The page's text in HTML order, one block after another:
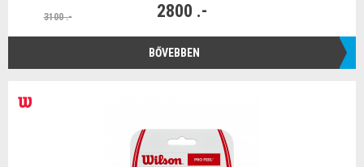
3100 .- 2800 .-
BŐVEBBEN